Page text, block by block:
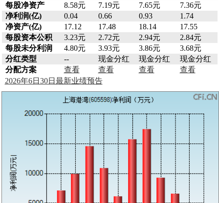
每股净资产
8.58元 7.19元 7.65元
7.36元
净利润(亿)
0.04 0.66 0.93
1.74
净资产(亿)
17.12 17.48 18.14
17.55
每股资本公积
3.23元 2.72元 2.94元
2.84元
每股未分利润
4.80元 3.93元 3.86元
3.68元
分红类型
-- 现金分红 现金分红
现金分红
分配方案
查看 查看 查看
查看
2026年6日30日最新业绩预告